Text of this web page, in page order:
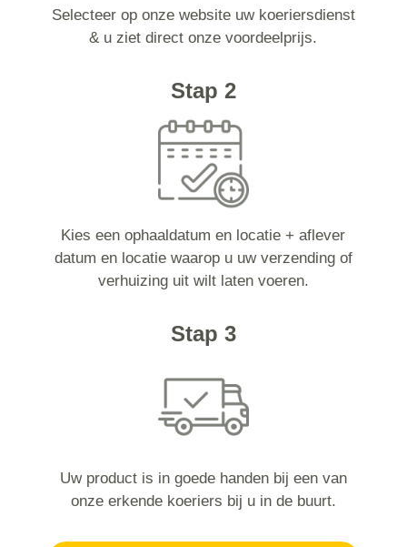
Selecteer op onze website uw koeriersdienst
& u ziet direct onze voordeelprijs.
Stap 2
Kies een ophaaldatum en locatie + aflever
datum en locatie waarop u uw verzending of
verhuizing uit wilt laten voeren.
Stap 3
Uw product is in goede handen bij een van
onze erkende koeriers bij u in de buurt.